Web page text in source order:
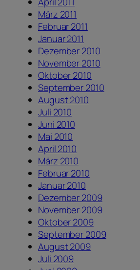
März 2011
Februar 2011
Januar 2011
Dezember 2010
November 2010
Oktober 2010
September 2010
August 2010
Juli 2010
Juni 2010
Mai 2010
April 2010
März 2010
Februar 2010
Januar 2010
Dezember 2009
November 2009
Oktober 2009
September 2009
August 2009
Juli 2009